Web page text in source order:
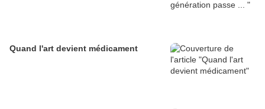
Quand l'art devient médicament